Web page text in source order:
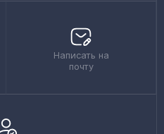
Написать на
почту